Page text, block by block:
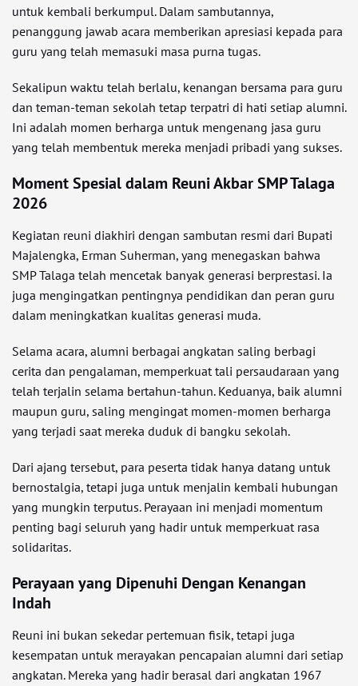
untuk kembali berkumpul. Dalam sambutannya,
penanggung jawab acara memberikan apresiasi kepada para
guru yang telah memasuki masa purna tugas.
Sekalipun waktu telah berlalu, kenangan bersama para guru
dan teman-teman sekolah tetap terpatri di hati setiap alumni.
Ini adalah momen berharga untuk mengenang jasa guru
yang telah membentuk mereka menjadi pribadi yang sukses.
Moment Spesial dalam Reuni Akbar SMP Talaga
2026
Kegiatan reuni diakhiri dengan sambutan resmi dari Bupati
Majalengka, Erman Suherman, yang menegaskan bahwa
SMP Talaga telah mencetak banyak generasi berprestasi. Ia
juga mengingatkan pentingnya pendidikan dan peran guru
dalam meningkatkan kualitas generasi muda.
Selama acara, alumni berbagai angkatan saling berbagi
cerita dan pengalaman, memperkuat tali persaudaraan yang
telah terjalin selama bertahun-tahun. Keduanya, baik alumni
maupun guru, saling mengingat momen-momen berharga
yang terjadi saat mereka duduk di bangku sekolah.
Dari ajang tersebut, para peserta tidak hanya datang untuk
bernostalgia, tetapi juga untuk menjalin kembali hubungan
yang mungkin terputus. Perayaan ini menjadi momentum
penting bagi seluruh yang hadir untuk memperkuat rasa
solidaritas.
Perayaan yang Dipenuhi Dengan Kenangan
Indah
Reuni ini bukan sekedar pertemuan fisik, tetapi juga
kesempatan untuk merayakan pencapaian alumni dari setiap
angkatan. Mereka yang hadir berasal dari angkatan 1967